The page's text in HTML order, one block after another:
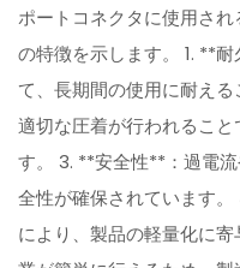
ポートコネクタに使用さ
の特徴を示します。 1. **
て、長期間の使用に耐え
適切な圧着が行われるこ
す。 3. **安全性**：過電
全性が確保されています
により、製品の軽量化に